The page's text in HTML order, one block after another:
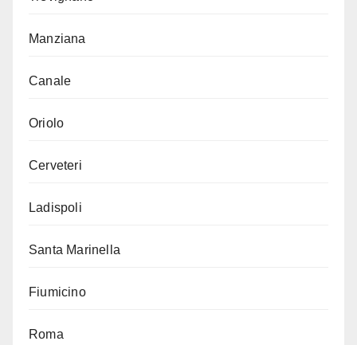
Manziana
Canale
Oriolo
Cerveteri
Ladispoli
Santa Marinella
Fiumicino
Roma